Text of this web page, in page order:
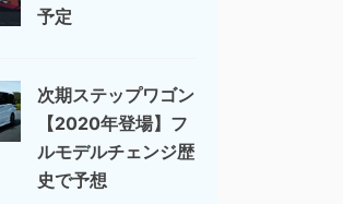
予定
次期ステップワゴン
【2020年登場】フ
ルモデルチェンジ歴
史で予想